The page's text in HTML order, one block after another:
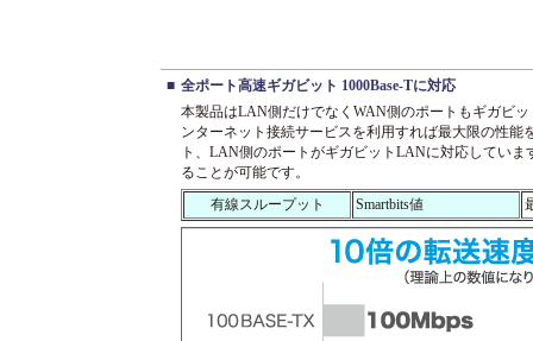
■ 全ポート高速ギガビット 1000Base-Tに対応
本製品はLAN側だけでなくWAN側のポートもギガビ
ンターネット接続サービスを利用すれば最大限の性
ト、LAN側のポートがギガビットLANに対応してい
ることが可能です。
有線スループット
Smartbits値